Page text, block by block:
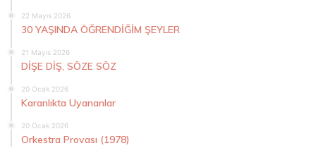
22 Mayıs 2026
30 YAŞINDA ÖĞRENDİĞİM ŞEYLER
21 Mayıs 2026
DİŞE DİŞ, SÖZE SÖZ
20 Ocak 2026
Karanlıkta Uyananlar
20 Ocak 2026
Orkestra Provası (1978)